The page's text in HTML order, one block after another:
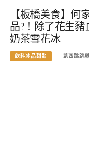
【板橋美食】何
品?！除了花生
奶茶雪花冰
飲料冰品甜點 凱西跳跳